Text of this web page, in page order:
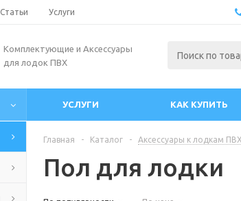
Статьи Услуги
Комплектующие и Аксессуары
для лодок ПВХ
УСЛУГИ КАК КУПИТЬ
Главная - Каталог - Аксессуары к лодкам ПВХ
Пол для лодки